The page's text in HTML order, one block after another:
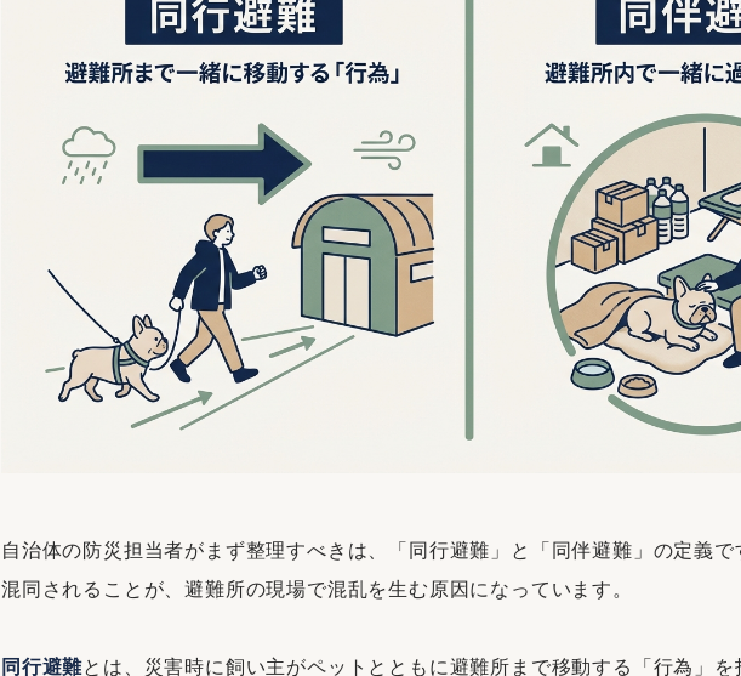
自治体の防災担当者がまず整理すべきは、「同行避難」と「同伴避難」の定義
混同されることが、避難所の現場で混乱を生む原因になっています。
同行避難とは、災害時に飼い主がペットとともに避難所まで移動する「行為」